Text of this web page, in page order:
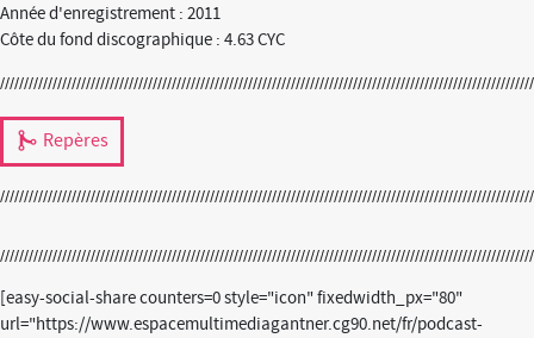
Année d'enregistrement : 2011
Côte du fond discographique : 4.63 CYC
Repères
[easy-social-share counters=0 style="icon" fixedwidth_px="80"
url="https://www.espacemultimediagantner.cg90.net/fr/podcast-